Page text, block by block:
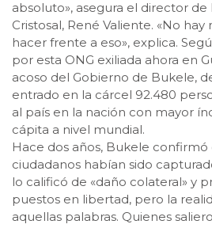
absoluto», asegura el director
Cristosal, René Valiente. «No
hacer frente a eso», explica.
por esta ONG exiliada ahora en
acoso del Gobierno de Bukele,
entrado en la cárcel 92.480
al país en la nación con mayor
cápita a nivel mundial.
Hace dos años, Bukele confirmó
ciudadanos habían sido
lo calificó de «daño colateral» y
puestos en libertad, pero la
aquellas palabras. Quienes